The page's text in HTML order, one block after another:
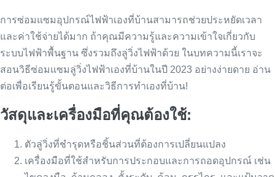
การซ่อมแซมอุปกรณ์ไฟฟ้าเองที่บ้านสามารถช่วยประหยัดเวลา
และค่าใช้จ่ายได้มาก ถ้าคุณมีความรู้และความเข้าใจเกี่ยวกับ
ระบบไฟฟ้าพื้นฐาน ซึ่งรวมถึงลู่วิ่งไฟฟ้าด้วย ในบทความนี้เราจะ
สอนวิธีซ่อมแซมลู่วิ่งไฟฟ้าเองที่บ้านในปี 2023 อย่างง่ายดาย อ่าน
ต่อเพื่อเรียนรู้ขั้นตอนและวิธีการทำเองที่บ้าน!
วัสดุและเครื่องมือที่คุณต้องใช้:
ตัวลู่วิ่งที่ชำรุดหรือชิ้นส่วนที่ต้องการเปลี่ยนแปลง
เครื่องมือที่ใช้สำหรับการประกอบและการถอดอุปกรณ์ เช่น